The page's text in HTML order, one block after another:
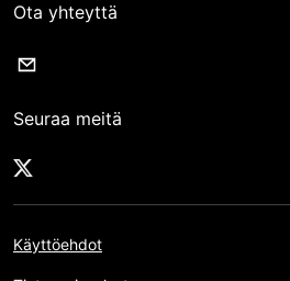
Ota yhteyttä
Seuraa meitä
Käyttöehdot